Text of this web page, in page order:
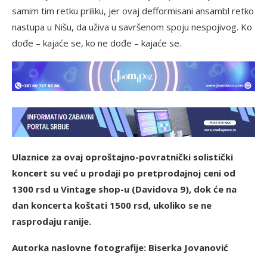
samim tim retku priliku, jer ovaj defformisani ansambl retko
nastupa u Nišu, da uživa u savršenom spoju nespojivog. Ko
dođe – kajaće se, ko ne dođe – kajaće se.
Ulaznice za ovaj oproštajno-povratnički solistički
koncert su već u prodaji po pretprodajnoj ceni od
1300 rsd u Vintage shop-u (Davidova 9), dok će na
dan koncerta koštati 1500 rsd, ukoliko se ne
rasprodaju ranije.
Autorka naslovne fotografije: Biserka Jovanović